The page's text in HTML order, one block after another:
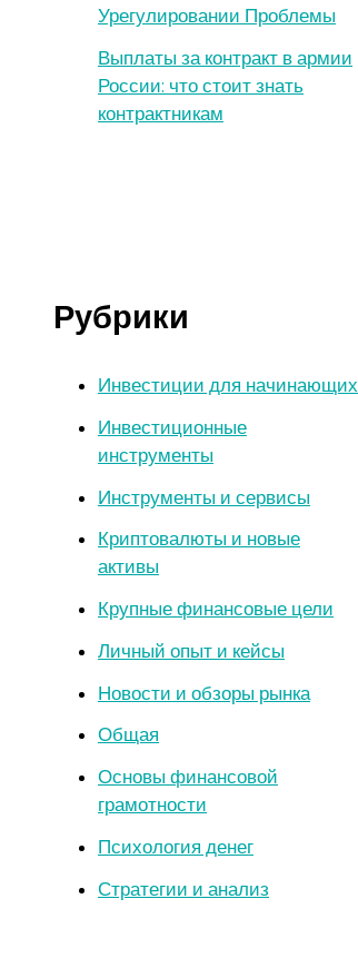
Урегулировании Проблемы
Выплаты за контракт в армии
России: что стоит знать
контрактникам
Рубрики
Инвестиции для начинающих
Инвестиционные
инструменты
Инструменты и сервисы
Криптовалюты и новые
активы
Крупные финансовые цели
Личный опыт и кейсы
Новости и обзоры рынка
Общая
Основы финансовой
грамотности
Психология денег
Стратегии и анализ